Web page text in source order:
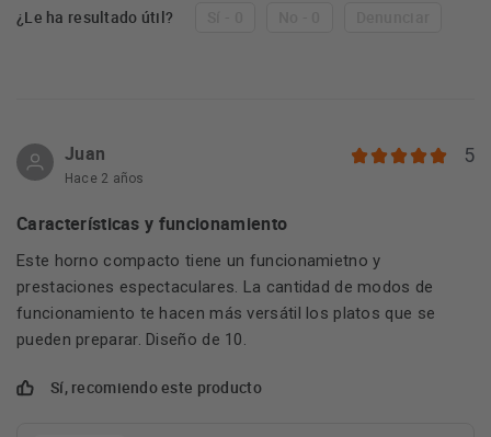
¿Le ha resultado útil?
Juan
Hace 2 años
5
Características y funcionamiento
Este horno compacto tiene un funcionamietno y
prestaciones espectaculares. La cantidad de modos de
funcionamiento te hacen más versátil los platos que se
pueden preparar. Diseño de 10.
Sí, recomiendo este producto